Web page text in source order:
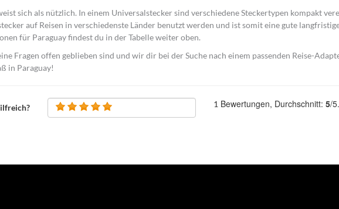
sich als nützlich. In einem Universalstecker sind verschiedene Steckertypen kompakt
auf Reisen in verschiedenste Länder benutzt werden und ist somit eine gute
für Paraguay findest du in der Tabelle weiter oben.
Fragen offen geblieben sind und wir dir bei der Suche nach einem passenden Reise-
in Paraguay!
1Bewertungen, Durchschnitt: 5/